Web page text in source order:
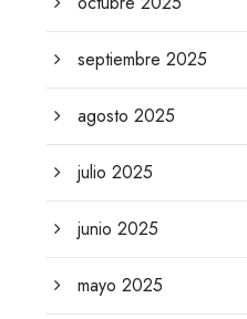
septiembre 2025
agosto 2025
julio 2025
junio 2025
mayo 2025